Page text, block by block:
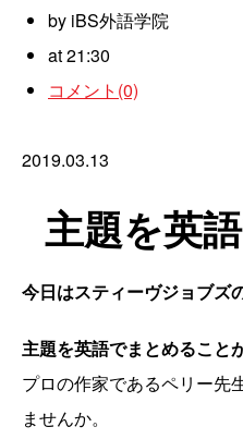
by iBS外語学院
at 21:30
コメント(0)
2019.03.13
主題を英
今日はスティーヴジョブズ
主題を英語でまとめること
プロの作家であるペリー先
ませんか。